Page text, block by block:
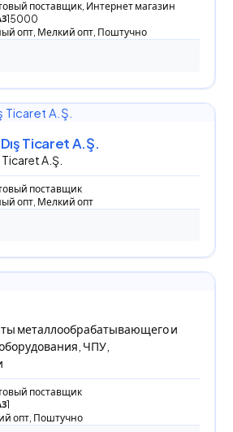
поставщик, Интернет магазин
15000
опт, Мелкий опт, Поштучно
Ticaret A.Ş.
A.Ş.
поставщик
опт, Мелкий опт
металлообрабатывающего и
ЧПУ,
поставщик
1
опт, Поштучно